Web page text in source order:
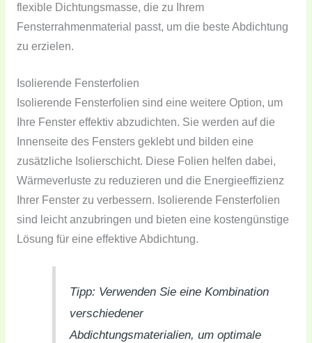
flexible Dichtungsmasse, die zu Ihrem
Fensterrahmenmaterial passt, um die beste Abdichtung
zu erzielen.
Isolierende Fensterfolien
Isolierende Fensterfolien sind eine weitere Option, um
Ihre Fenster effektiv abzudichten. Sie werden auf die
Innenseite des Fensters geklebt und bilden eine
zusätzliche Isolierschicht. Diese Folien helfen dabei,
Wärmeverluste zu reduzieren und die Energieeffizienz
Ihrer Fenster zu verbessern. Isolierende Fensterfolien
sind leicht anzubringen und bieten eine kostengünstige
Lösung für eine effektive Abdichtung.
Tipp: Verwenden Sie eine Kombination
verschiedener
Abdichtungsmaterialien, um optimale